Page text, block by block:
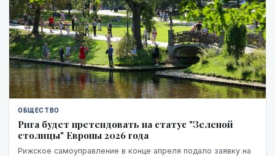
ОБЩЕСТВО
Рига будет претендовать на статус "Зеленой
столицы" Европы 2026 года
Рижское самоуправление в конце апреля подало заявку на